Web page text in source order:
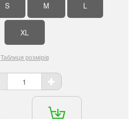
S M L
XL
Таблиця розмірів